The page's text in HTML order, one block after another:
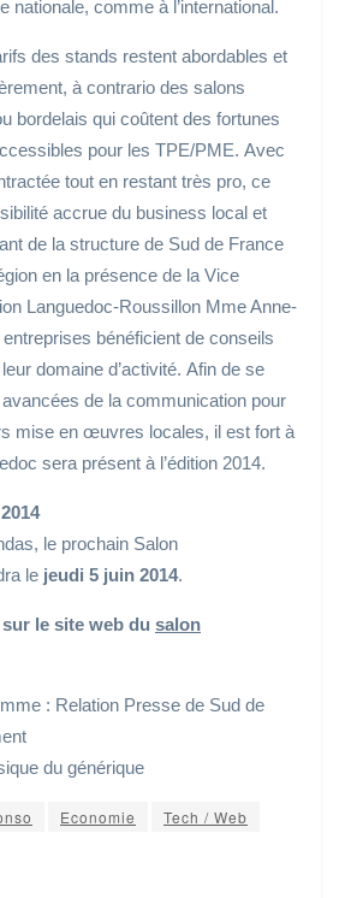
nationale, comme à l’international.
des stands restent abordables et
à contrario des salons
bordelais qui coûtent des fortunes
pour les TPE/PME. Avec
tout en restant très pro, ce
accrue du business local et
de la structure de Sud de France
en la présence de la Vice
Languedoc-Roussillon Mme Anne-
bénéficient de conseils
domaine d’activité. Afin de se
de la communication pour
mise en œuvres locales, il est fort à
sera présent à l’édition 2014.
le prochain Salon
le jeudi 5 juin 2014.
le site web du salon
: Relation Presse de Sud de
du générique
Economie
Tech / Web